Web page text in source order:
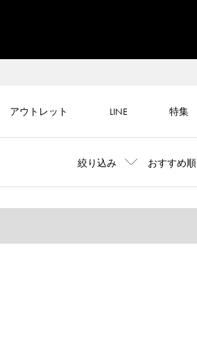
アウトレット LINE 特集
絞り込み おすすめ順